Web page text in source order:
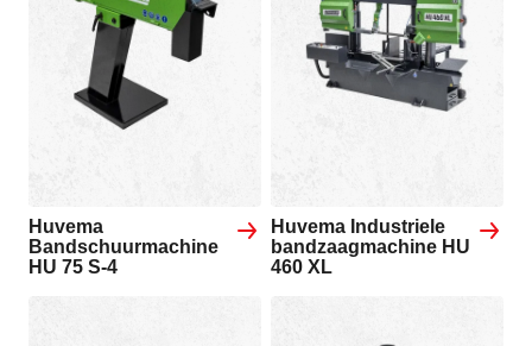
Huvema
Bandschuurmachine
HU 75 S-4
Huvema Industriele
bandzaagmachine HU
460 XL